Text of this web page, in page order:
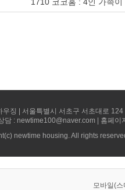
우징 | 서울특별시 서초구 서초대로
담 : newtime100@naver.com | 홈페
newtime housing. All rights
모바일(